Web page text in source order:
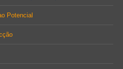
Potencial